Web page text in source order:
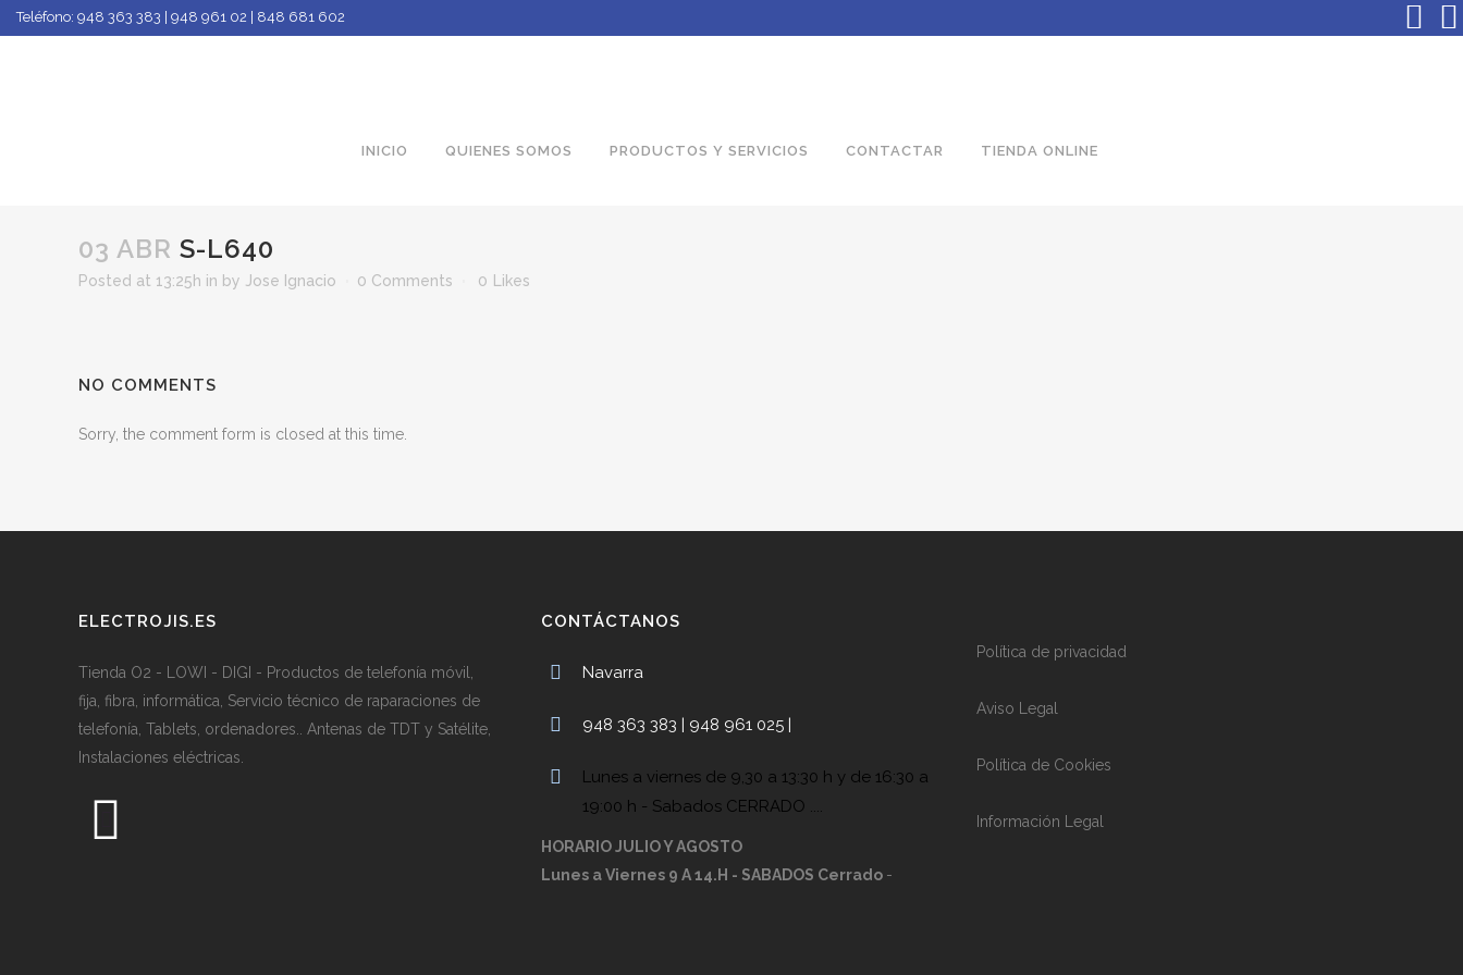
Teléfono: 948 363 383 | 948 961 02 | 848 681 602
INICIO QUIENES SOMOS PRODUCTOS Y SERVICIOS CONTACTAR TIENDA ONLINE
03 ABR S-L640
Posted at 13:25h in by Jose Ignacio 0 Comments 0 Likes
NO COMMENTS
Sorry, the comment form is closed at this time.
ELECTROJIS.ES
Tienda O2 - LOWI - DIGI - Productos de telefonía móvil,
fija, fibra, informática, Servicio técnico de raparaciones de
telefonía, Tablets, ordenadores.. Antenas de TDT y Satélite,
Instalaciones eléctricas.
CONTÁCTANOS
Navarra
948 363 383 | 948 961 025 |
Lunes a viernes de 9,30 a 13:30 h y de 16:30 a
19:00 h - Sabados CERRADO ....
HORARIO JULIO Y AGOSTO
Lunes a Viernes 9 A 14.H - SABADOS Cerrado -
Política de privacidad
Aviso Legal
Política de Cookies
Información Legal